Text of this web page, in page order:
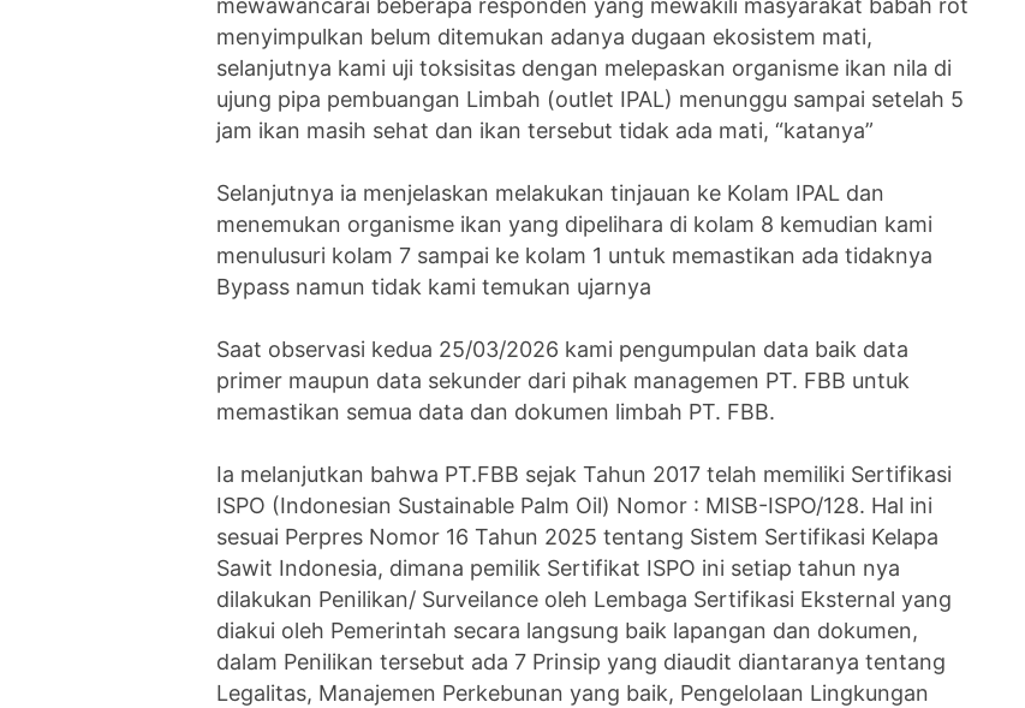
mewawancarai beberapa responden yang mewakili masyarakat babah rot
menyimpulkan belum ditemukan adanya dugaan ekosistem mati,
selanjutnya kami uji toksisitas dengan melepaskan organisme ikan nila di
ujung pipa pembuangan Limbah (outlet IPAL) menunggu sampai setelah 5
jam ikan masih sehat dan ikan tersebut tidak ada mati, “katanya”
‎Selanjutnya ia menjelaskan melakukan tinjauan ke Kolam IPAL dan
menemukan organisme ikan yang dipelihara di kolam 8 kemudian kami
menulusuri kolam 7 sampai ke kolam 1 untuk memastikan ada tidaknya
Bypass namun tidak kami temukan ujarnya
‎Saat observasi kedua 25/03/2026 kami pengumpulan data baik data
primer maupun data sekunder dari pihak managemen PT. FBB untuk
memastikan semua data dan dokumen limbah PT. FBB.
‎Ia melanjutkan bahwa PT.FBB sejak Tahun 2017 telah memiliki Sertifikasi
ISPO (Indonesian Sustainable Palm Oil) Nomor : MISB-ISPO/128. Hal ini
sesuai Perpres Nomor 16 Tahun 2025 tentang Sistem Sertifikasi Kelapa
Sawit Indonesia, dimana pemilik Sertifikat ISPO ini setiap tahun nya
dilakukan Penilikan/ Surveilance oleh Lembaga Sertifikasi Eksternal yang
diakui oleh Pemerintah secara langsung baik lapangan dan dokumen,
dalam Penilikan tersebut ada 7 Prinsip yang diaudit diantaranya tentang
Legalitas, Manajemen Perkebunan yang baik, Pengelolaan Lingkungan